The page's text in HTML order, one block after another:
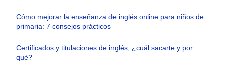
Cómo mejorar la enseñanza de inglés online para niños de
primaria: 7 consejos prácticos
Certificados y titulaciones de inglés, ¿cuál sacarte y por
qué?